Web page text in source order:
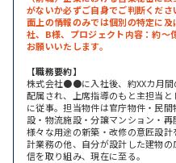
がないか必ずご自身でご判断くだ
面上の情報のみでは個別の特定に
社、B様、プロジェクト内容：約～
お願いいたします。
【職務要約】
株式会社●●に入社後、約XXカ月
配属され、上席指導のもと主担当
に従事。担当物件は官庁物件・民
設・物流施設・分譲マンション・
様々な用途の新築・改修の意匠設
計業務の他、自分が設計した建物
信を取り組み、現在に至る。